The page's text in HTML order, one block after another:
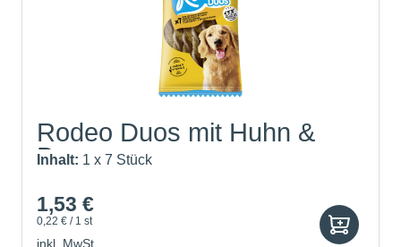
Rodeo Duos mit Huhn &
Bacon
Inhalt: 1 x 7 Stück
1,53 €
0,22 € / 1 st
inkl. MwSt.